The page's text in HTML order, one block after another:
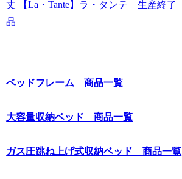
丈 【La・Tante】ラ・タンテ 生産終了
品
ベッドフレーム 商品一覧
大容量収納ベッド 商品一覧
ガス圧跳ね上げ式収納ベッド 商品一覧